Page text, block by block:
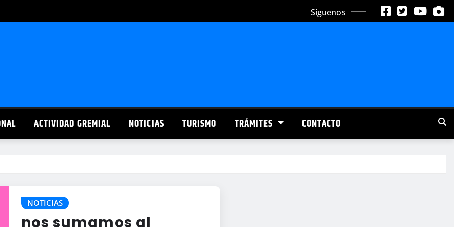
Síguenos
ACTIVIDAD GREMIAL NOTICIAS TURISMO TRÁMITES CONTACTO
NOTICIAS
nos sumamos al